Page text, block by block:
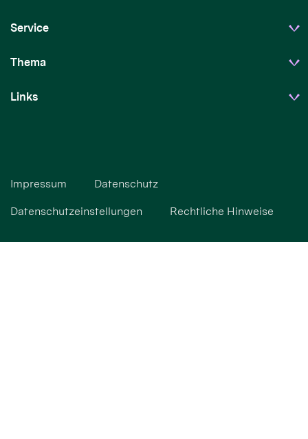
Service
Thema
Links
Impressum Datenschutz
Datenschutzeinstellungen Rechtliche Hinweise